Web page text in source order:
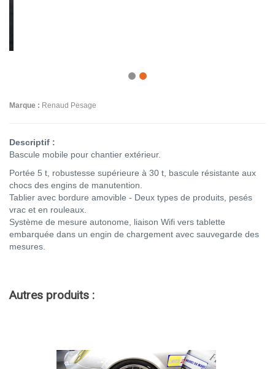
Marque : Renaud Pesage
Descriptif :
Bascule mobile pour chantier extérieur.
Portée 5 t, robustesse supérieure à 30 t, bascule résistante aux
chocs des engins de manutention.
Tablier avec bordure amovible - Deux types de produits, pesés
vrac et en rouleaux.
Système de mesure autonome, liaison Wifi vers tablette
embarquée dans un engin de chargement avec sauvegarde des
mesures.
Autres produits :